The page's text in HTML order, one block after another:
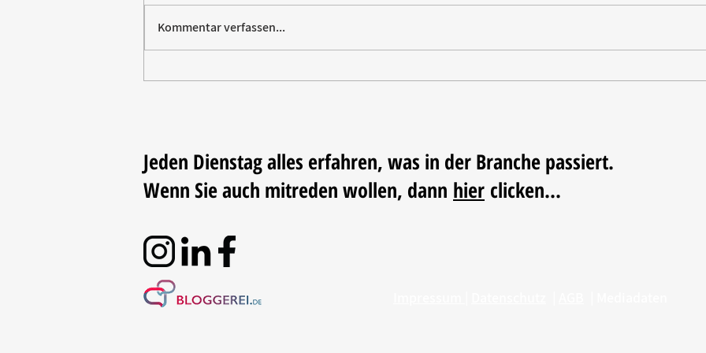
Kommentar verfassen...
Jeden Dienstag alles erfahren, was in der Branche passiert.
Wenn Sie auch mitreden wollen, dann hier clicken...